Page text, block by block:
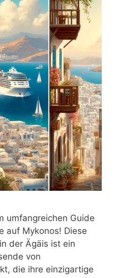
umfangreichen Guide
auf Mykonos! Diese
der Ägäis ist ein
von
die ihre einzigartige